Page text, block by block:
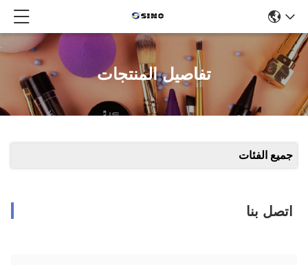
تفاصيل المنتجات
جميع الفئات
اتصل بنا